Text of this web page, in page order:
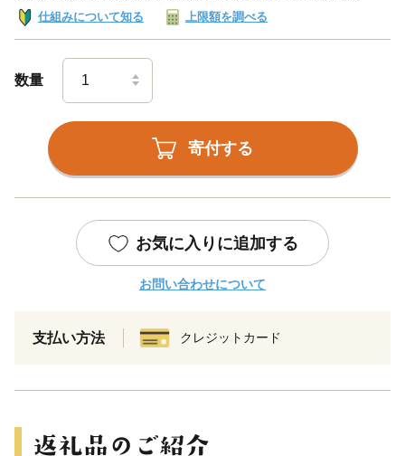
仕組みについて知る 上限額を調べる
数量
寄付する
お気に入りに追加する
お問い合わせについて
支払い方法 クレジットカード